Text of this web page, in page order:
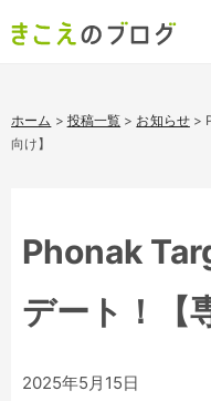
ホーム > 投稿一覧 > お知らせ>
向け】
Phonak
デート！【
2025年5月15日